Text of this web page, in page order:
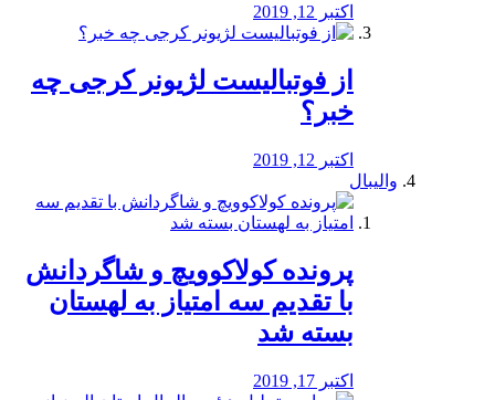
اکتبر 12, 2019
از فوتبالیست لژیونر کرجی چه
خبر؟
اکتبر 12, 2019
والیبال
پرونده کولاکوویچ و شاگردانش
با تقدیم سه امتیاز به لهستان
بسته شد
اکتبر 17, 2019